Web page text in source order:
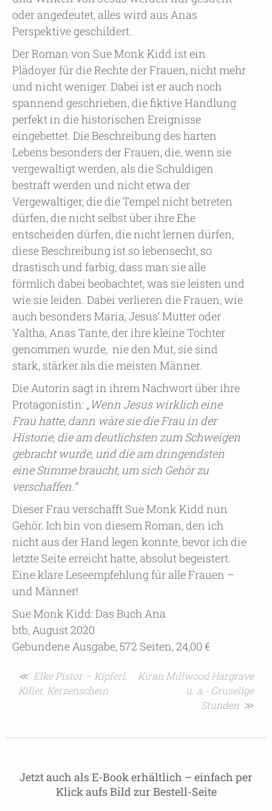
oder angedeutet, alles wird aus Anas
Perspektive geschildert.
Der Roman von Sue Monk Kidd ist ein
Plädoyer für die Rechte der Frauen, nicht mehr
und nicht weniger. Dabei ist er auch noch
spannend geschrieben, die fiktive Handlung
perfekt in die historischen Ereignisse
eingebettet. Die Beschreibung des harten
Lebens besonders der Frauen, die, wenn sie
vergewaltigt werden, als die Schuldigen
bestraft werden und nicht etwa der
Vergewaltiger, die die Tempel nicht betreten
dürfen, die nicht selbst über ihre Ehe
entscheiden dürfen, die nicht lernen dürfen,
diese Beschreibung ist so lebensecht, so
drastisch und farbig, dass man sie alle
förmlich dabei beobachtet, was sie leisten und
wie sie leiden. Dabei verlieren die Frauen, wie
auch besonders Maria, Jesus‘ Mutter oder
Yaltha, Anas Tante, der ihre kleine Tochter
genommen wurde, nie den Mut, sie sind
stark, stärker als die meisten Männer.
Die Autorin sagt in ihrem Nachwort über ihre
Protagonistin: „Wenn Jesus wirklich eine
Frau hatte, dann wäre sie die Frau in der
Historie, die am deutlichsten zum Schweigen
gebracht wurde, und die am dringendsten
eine Stimme braucht, um sich Gehör zu
verschaffen.“
Dieser Frau verschafft Sue Monk Kidd nun
Gehör. Ich bin von diesem Roman, den ich
nicht aus der Hand legen konnte, bevor ich die
letzte Seite erreicht hatte, absolut begeistert.
Eine klare Leseempfehlung für alle Frauen –
und Männer!
Sue Monk Kidd: Das Buch Ana
btb, August 2020
Gebundene Ausgabe, 572 Seiten, 24,00 €
Beitragsnavigation
≪ Elke Pistor – Kipferl,
Killer, Kerzenschein
Kiran Millwood Hargrave
u. a.- Gruselige
Stunden ≫
Jetzt auch als E-Book erhältlich – einfach per
Klick aufs Bild zur Bestell-Seite